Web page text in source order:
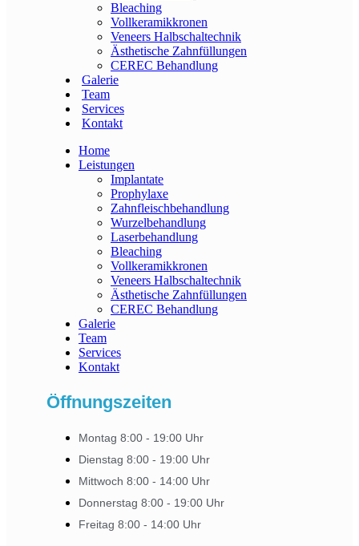
Bleaching
Vollkeramikkronen
Veneers Halbschaltechnik
Ästhetische Zahnfüllungen
CEREC Behandlung
Galerie
Team
Services
Kontakt
Home
Leistungen
Implantate
Prophylaxe
Zahnfleischbehandlung
Wurzelbehandlung
Laserbehandlung
Bleaching
Vollkeramikkronen
Veneers Halbschaltechnik
Ästhetische Zahnfüllungen
CEREC Behandlung
Galerie
Team
Services
Kontakt
Öffnungszeiten
Montag 8:00 - 19:00 Uhr
Dienstag 8:00 - 19:00 Uhr
Mittwoch 8:00 - 14:00 Uhr
Donnerstag 8:00 - 19:00 Uhr
Freitag 8:00 - 14:00 Uhr